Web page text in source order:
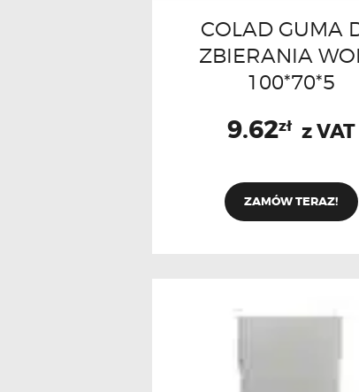
COLAD GUMA
ZBIERANIA
100*70*5
9.62zł z VAT
ZAMÓW TERAZ!